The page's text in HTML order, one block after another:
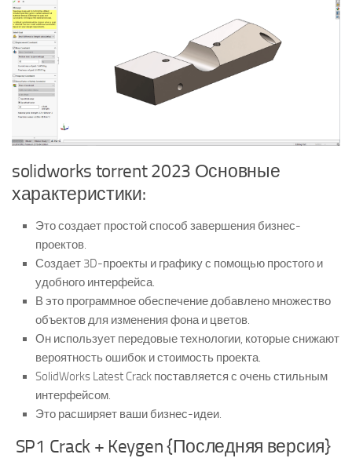
solidworks torrent 2023 Основные
характеристики:
Это создает простой способ завершения бизнес-
проектов.
Создает 3D-проекты и графику с помощью простого и
удобного интерфейса.
В это программное обеспечение добавлено множество
объектов для изменения фона и цветов.
Он использует передовые технологии, которые снижают
вероятность ошибок и стоимость проекта.
SolidWorks Latest Crack поставляется с очень стильным
интерфейсом.
Это расширяет ваши бизнес-идеи.
SP1 Crack + Keygen {Последняя версия}